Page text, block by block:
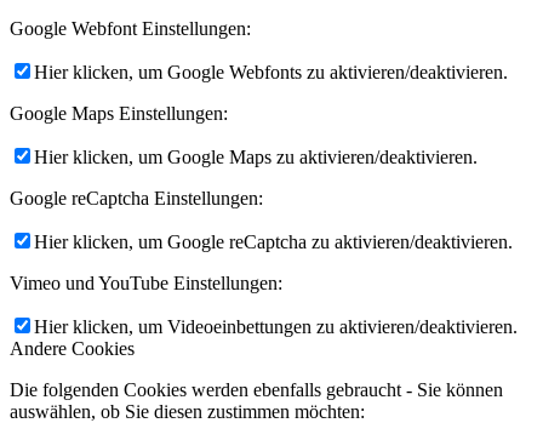
Google Webfont Einstellungen:
Hier klicken, um Google Webfonts zu aktivieren/deaktivieren.
Google Maps Einstellungen:
Hier klicken, um Google Maps zu aktivieren/deaktivieren.
Google reCaptcha Einstellungen:
Hier klicken, um Google reCaptcha zu aktivieren/deaktivieren.
Vimeo und YouTube Einstellungen:
Hier klicken, um Videoeinbettungen zu aktivieren/deaktivieren.
Andere Cookies
Die folgenden Cookies werden ebenfalls gebraucht - Sie können
auswählen, ob Sie diesen zustimmen möchten: